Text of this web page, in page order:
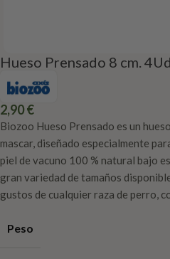
Hueso Prensado 8 cm.
2,90€
Biozoo Hueso Prensado es un
mascar, diseñado especialmente
piel de vacuno 100 % natural bajo
gran variedad de tamaños
gustos de cualquier raza de perro,
Peso